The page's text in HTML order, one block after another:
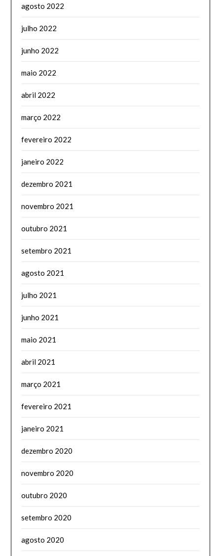
agosto 2022
julho 2022
junho 2022
maio 2022
abril 2022
março 2022
fevereiro 2022
janeiro 2022
dezembro 2021
novembro 2021
outubro 2021
setembro 2021
agosto 2021
julho 2021
junho 2021
maio 2021
abril 2021
março 2021
fevereiro 2021
janeiro 2021
dezembro 2020
novembro 2020
outubro 2020
setembro 2020
agosto 2020